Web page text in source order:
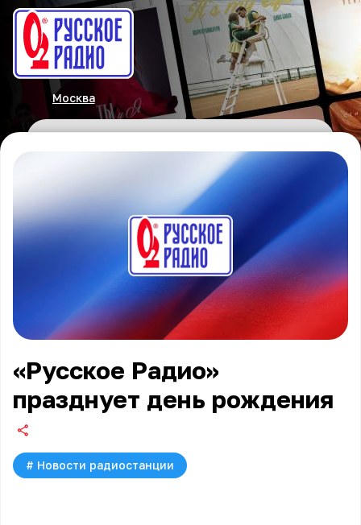
Москва
«Русское Радио»
празднует день рождения
# Новости радиостанции